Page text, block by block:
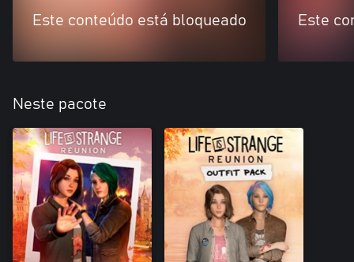
Este conteúdo está bloqueado Este
Neste pacote